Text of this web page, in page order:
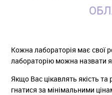
Кожна лабораторія має свої
лабораторію можна назвати
Якщо Вас цікавлять якість та
гнатися за мінімальними